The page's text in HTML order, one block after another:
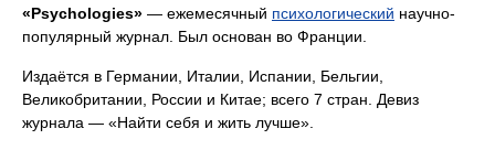
«Psychologies» — ежемесячный психологический научно-
популярный журнал. Был основан во Франции.
Издаётся в Германии, Италии, Испании, Бельгии,
Великобритании, России и Китае; всего 7 стран. Девиз
журнала — «Найти себя и жить лучше».